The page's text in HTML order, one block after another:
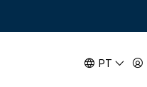
PT
10 RE BOSCH
RE BOSCH
horas úteis